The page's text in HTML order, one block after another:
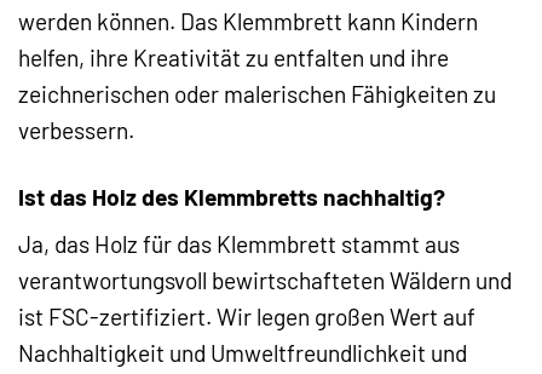
werden können. Das Klemmbrett kann Kindern
helfen, ihre Kreativität zu entfalten und ihre
zeichnerischen oder malerischen Fähigkeiten zu
verbessern.
Ist das Holz des Klemmbretts nachhaltig?
Ja, das Holz für das Klemmbrett stammt aus
verantwortungsvoll bewirtschafteten Wäldern und
ist FSC-zertifiziert. Wir legen großen Wert auf
Nachhaltigkeit und Umweltfreundlichkeit und